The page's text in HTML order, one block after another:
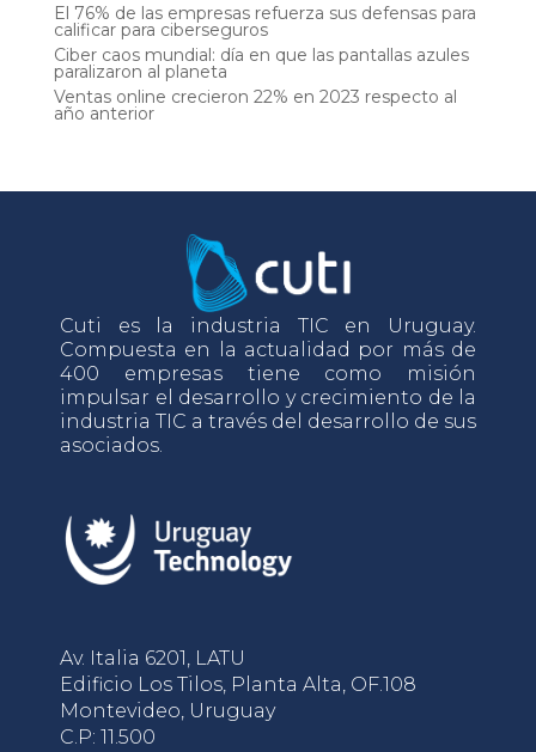
El 76% de las empresas refuerza sus defensas para
calificar para ciberseguros
Ciber caos mundial: día en que las pantallas azules
paralizaron al planeta
Ventas online crecieron 22% en 2023 respecto al
año anterior
Cuti es la industria TIC en Uruguay.
Compuesta en la actualidad por más de
400 empresas tiene como misión
impulsar el desarrollo y crecimiento de la
industria TIC a través del desarrollo de sus
asociados.
Av. Italia 6201, LATU
Edificio Los Tilos, Planta Alta, OF.108
Montevideo, Uruguay
C.P: 11.500